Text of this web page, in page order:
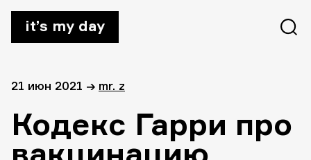
it’s my day
21 июн 2021 → mr. z
Кодекс Гарри про